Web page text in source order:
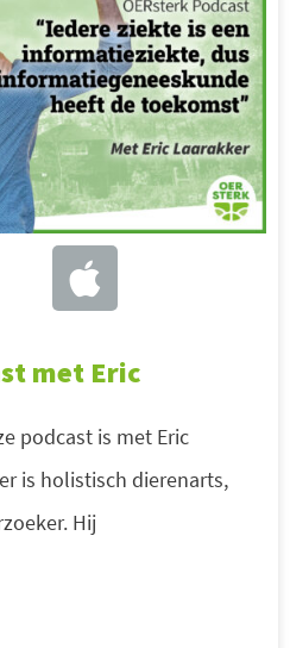
met Eric
podcast is met Eric
is holistisch dierenarts,
Hij